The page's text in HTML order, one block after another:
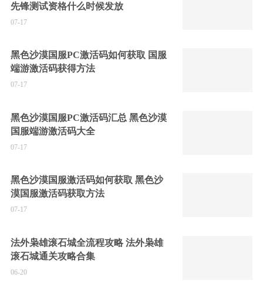
先锋测试资格什么时候发放
07-17
黑色沙漠国服PC激活码如何获取 国服
端游激活码获得方法
07-17
黑色沙漠国服PC激活码汇总 黑色沙漠
国服端游激活码大全
07-17
黑色沙漠国服激活码如何获取 黑色沙
漠国服激活码获取方法
07-17
法外枭雄滚石城全流程攻略 法外枭雄
滚石城通关攻略合集
06-20